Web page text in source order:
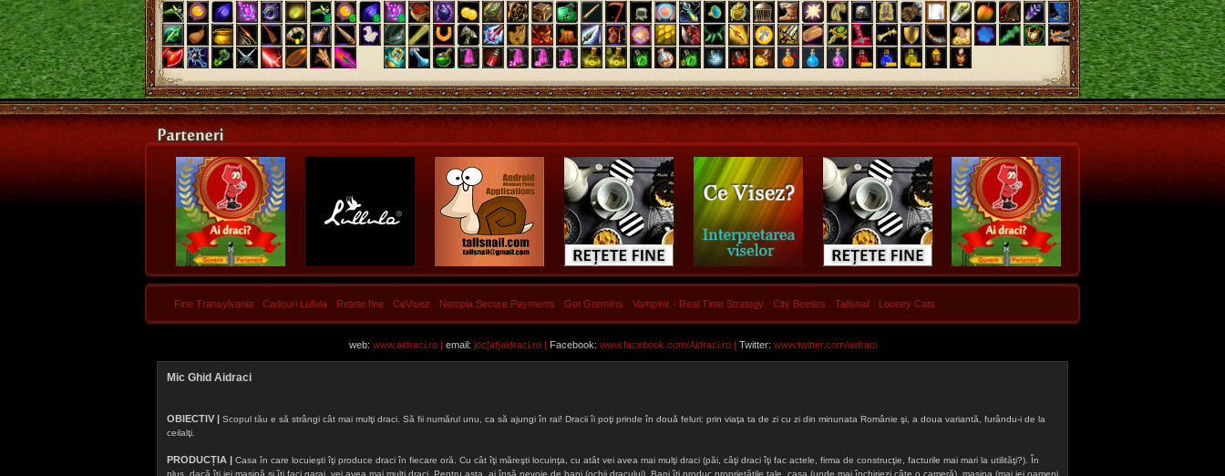
Fine Transylvania Cadouri Lullula Retete fine CeVisez Netopia Secure Payments Got Gremlins Vampirix - Real Time Strategy City Beetles Tallsnail Looney Cats
web: www.aidraci.ro | email: joc[at]aidraci.ro | Facebook: www.facebook.com/Aidraci.ro| Twitter: www.twitter.com/aidraci
Mic Ghid Aidraci
OBIECTIV | Scopul tău e să strângi cât mai mulţi draci. Să fii numărul unu, ca să ajungi în rai! Dracii îi poţi prinde în două feluri: prin viaţa ta de zi cu zi din minunata Românie şi, a doua variantă, furându-i de la
ceilalţi.
PRODUCȚIA | Casa în care locuieşti îţi produce draci în fiecare oră. Cu cât îţi măreşti locuinţa, cu atât vei avea mai mulţi draci (păi, câţi draci îţi fac actele, firma de construcţie, facturile mai mari la utilităţi?). În
plus, dacă îţi iei maşină şi îţi faci garaj, vei avea mai mulţi draci. Pentru asta, ai însă nevoie de bani (ochii dracului). Bani îţi produc proprietăţile tale, casa (unde mai închiriezi câte o cameră), maşina (mai iei oameni